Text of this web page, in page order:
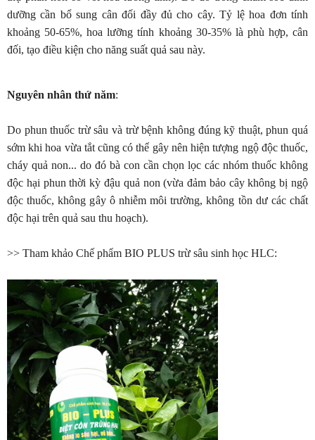
dưỡng cần bổ sung cân đối đầy đủ cho cây. Tỷ lệ hoa đơn tính
khoảng 50-65%, hoa lưỡng tính khoảng 30-35% là phù hợp, cân
đối, tạo điều kiện cho năng suất quả sau này.
Nguyên nhân thứ năm:
Do phun thuốc trừ sâu và trừ bệnh không đúng kỹ thuật, phun quá
sớm khi hoa vừa tắt cũng có thể gây nên hiện tượng ngộ độc thuốc,
cháy quả non... do đó bà con cần chọn lọc các nhóm thuốc không
độc hại phun thời kỳ đậu quả non (vừa đảm bảo cây không bị ngộ
độc thuốc, không gây ô nhiễm môi trường, không tồn dư các chất
độc hại trên quả sau thu hoạch).
>> Tham khảo Chế phẩm BIO PLUS trừ sâu sinh học HLC: